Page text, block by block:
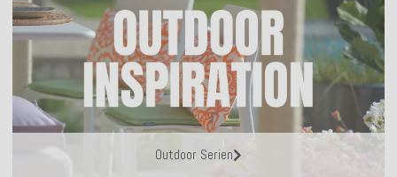
Outdoor Serien